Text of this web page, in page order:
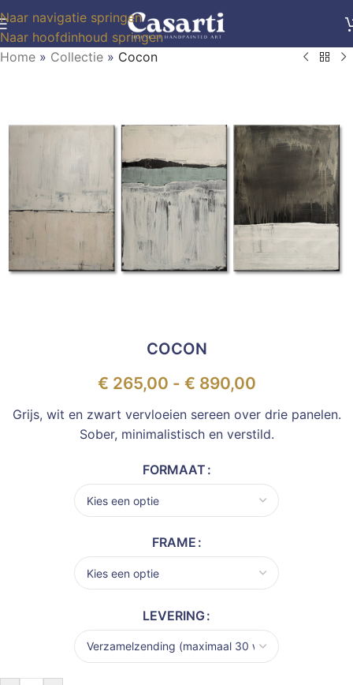
Naar navigatie springen
Naar hoofdinhoud springen
Home » Collectie » Cocon
COCON
€ 265,00 - € 890,00
Grijs, wit en zwart vervloeien sereen over drie panelen.
Sober, minimalistisch en verstild.
FORMAAT
FRAME
LEVERING